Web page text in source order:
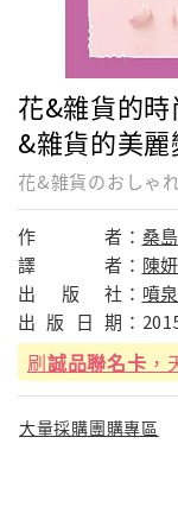
花&雜貨的
&雜貨的美麗
花&雑貨のおしゃ
作 者： 桑
譯
者： 陳
出
版 社： 噴
出 版 日 期：
刷誠品聯名卡
大量採購團購專區